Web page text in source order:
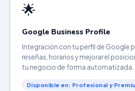
🌟
Google Business Profile
Integración con tu perfil de Google
reseñas, horarios y mejorar el
tu negocio de forma automatizada.
Disponible en: Profesional y